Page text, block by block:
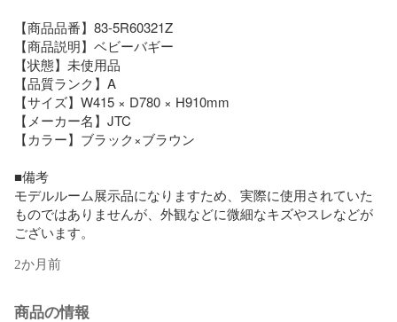
【商品品番】83-5R60321Z
【商品説明】ベビーバギー
【状態】未使用品
【品質ランク】A
【サイズ】W415 × D780 × H910mm
【メーカー名】JTC
【カラー】ブラック×ブラウン
■備考
モデルルーム展示品になりますため、実際に使用されていた
ものではありませんが、外観などに微細なキズやスレなどが
ございます。
2か月前
商品の情報